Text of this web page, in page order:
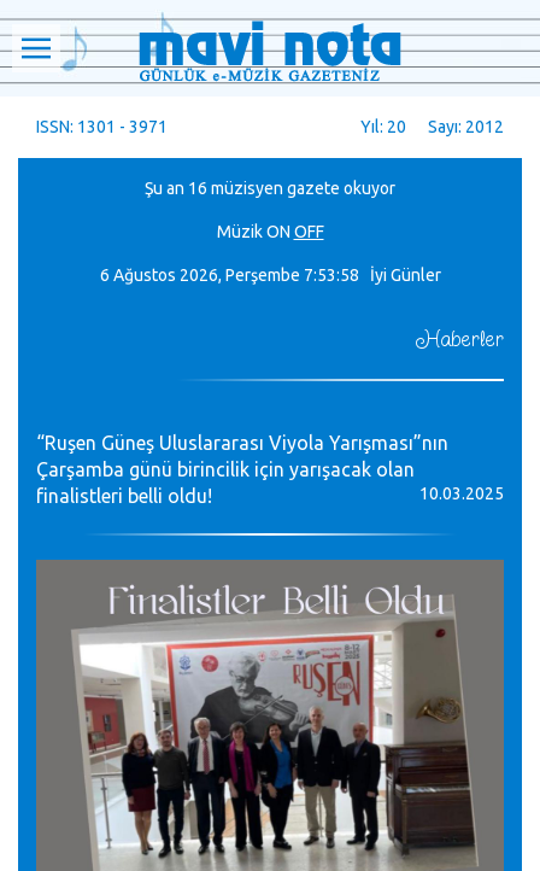
ISSN: 1301 - 3971 Yıl: 20 Sayı: 2012
Şu an 16 müzisyen gazete okuyor
MüzikON OFF
6 Ağustos 2026, Perşembe 7:53:59 İyi Günler
Haberler
“Ruşen Güneş Uluslararası Viyola Yarışması”nın
Çarşamba günü birincilik için yarışacak olan
finalistleri belli oldu!
10.03.2025